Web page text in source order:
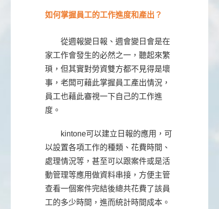
如何掌握員工的工作進度和產出？
從週報變日報、週會變日會是在
家工作會發生的必然之一，聽起來繁
瑣，但其實對勞資雙方都不見得是壞
事，老闆可藉此掌握員工產出情況，
員工也藉此審視一下自己的工作進
度。
kintone可以建立日報的應用，可
以設置各項工作的種類、花費時間、
處理情況等，甚至可以跟案件或是活
動管理等應用做資料串接，方便主管
查看一個案件完結後總共花費了該員
工的多少時間，進而統計時間成本。